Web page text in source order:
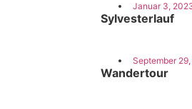
Januar 3,
Sylvesterlauf
September
Wandertour